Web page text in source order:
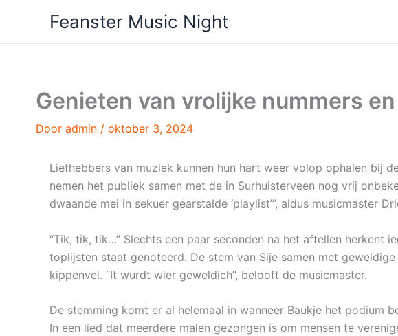
de
Feanster Music Night
Genieten van vrolijke nummers
Door admin / oktober 3, 2024
Liefhebbers van muziek kunnen hun hart weer volop ophalen bij
nemen het publiek samen met de in Surhuisterveen nog vrij
dwaande mei in sekuer gearstalde ‘playlist’”, aldus musicmaster
“Tik, tik, tik…” Slechts een paar seconden na het aftellen herkent
toplijsten staat genoteerd. De stem van Sije samen met
kippenvel. “It wurdt wier geweldich”, belooft de musicmaster.
De stemming komt er al helemaal in wanneer Baukje het podium
In een lied dat meerdere malen gezongen is om mensen te